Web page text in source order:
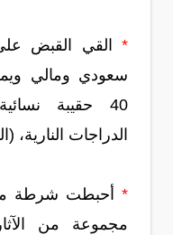
* القي القبض
سعودي ومالي
40 حقيبة
الدراجات النارية،
*
أحبطت شرطة
مجموعة من